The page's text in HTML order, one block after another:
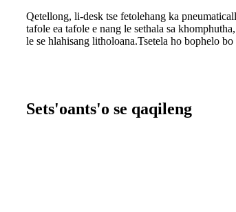
Qetellong, li-desk tse fetolehang ka
tafole ea tafole e nang le sethala sa
le se hlahisang litholoana.Tsetela ho bophelo
Sets'oants'o se qaqileng